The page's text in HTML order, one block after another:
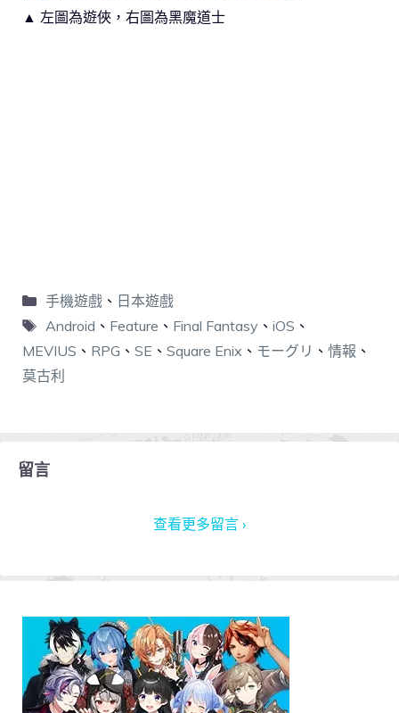
▲ 左圖為遊俠，右圖為黑魔道士
手機遊戲、 日本遊戲
Android 、 Feature 、 Final Fantasy 、 iOS 、
MEVIUS 、 RPG 、 SE 、 Square Enix 、 モーグリ 、 情報 、
莫古利
留言
查看更多留言 ›